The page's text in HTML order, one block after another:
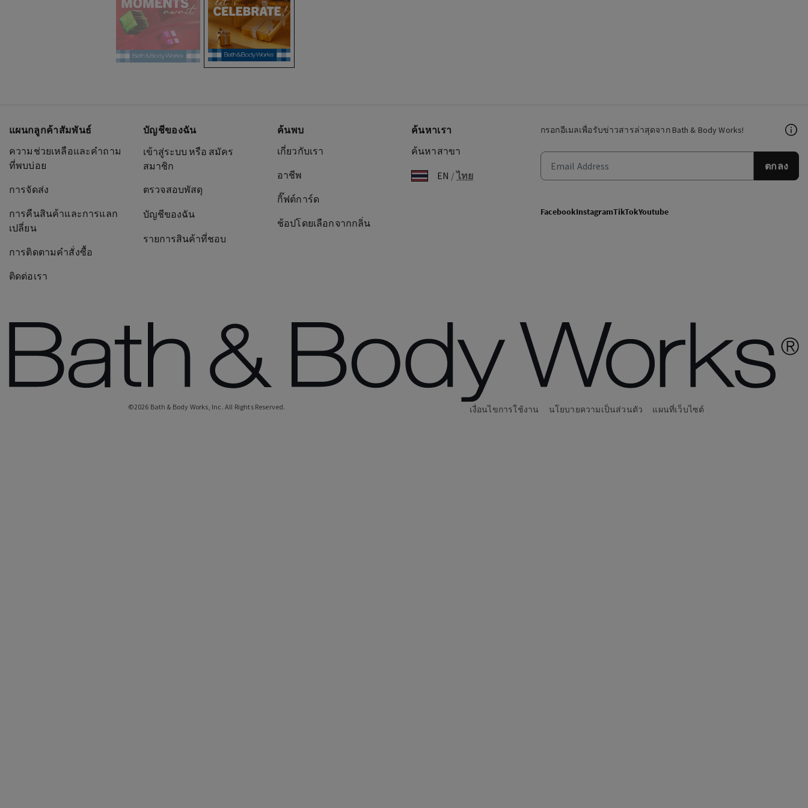
กรอกอีเมลเพื่อรับข่าวสารล่าสุดจาก Bath & Body Works!
ตกลง
FacebookInstagramTikTokYoutube
แผนกลูกค้าสัมพันธ์
ความช่วยเหลือและคำถาม
ที่พบบ่อย
การจัดส่ง
การคืนสินค้าและการแลก
เปลี่ยน
การติดตามคำสั่งซื้อ
ติดต่อเรา
บัญชีของฉัน
เข้าสู่ระบบ หรือ สมัคร
สมาชิก
ตรวจสอบพัสดุ
บัญชีของฉัน
รายการสินค้าที่ชอบ
ค้นพบ
เกี่ยวกับเรา
อาชีพ
กิ๊ฟต์การ์ด
ช้อปโดยเลือกจากกลิ่น
ค้นหาเรา
ค้นหาสาขา
EN /ไทย
©2026 Bath & Body Works, Inc. All Rights Reserved. เงื่อนไขการใช้งาน นโยบายความเป็นส่วนตัว แผนที่เว็บไซต์